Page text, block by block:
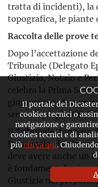
tratta di incidenti), la
topografica, le piante
Raccolta delle prove
Dopo l’accettazione
Tribunale (Delegato
Giustizia, Notaio e
celebra la Prima
giuramento,de
servando, degli
Il Tribunale, formato
Episcopale, dal
deve avere anche un
è fondamentale sia
Giustizia nel
Il portale del
cookies tecnici o
navigazione e
cookies tecnici e di
piùclicca qui.